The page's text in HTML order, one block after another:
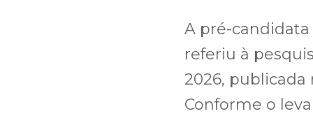
A pré-
referiu à
2026, publicada
Conforme o